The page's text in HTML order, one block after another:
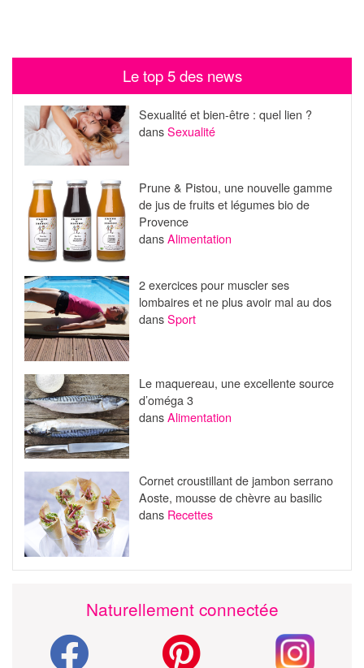
Le top 5 des news
Sexualité et bien-être : quel lien ?
dansSexualité
Prune & Pistou, une nouvelle gamme
de jus de fruits et légumes bio de
Provence
dansAlimentation
2 exercices pour muscler ses
lombaires et ne plus avoir mal au dos
dansSport
Le maquereau, une excellente source
d’oméga 3
dansAlimentation
Cornet croustillant de jambon serrano
Aoste, mousse de chèvre au basilic
dans Recettes
Naturellement connectée